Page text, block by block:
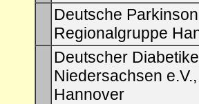
Deutsche
Regionalgruppe
Deutscher
Niedersachsen
Hannover